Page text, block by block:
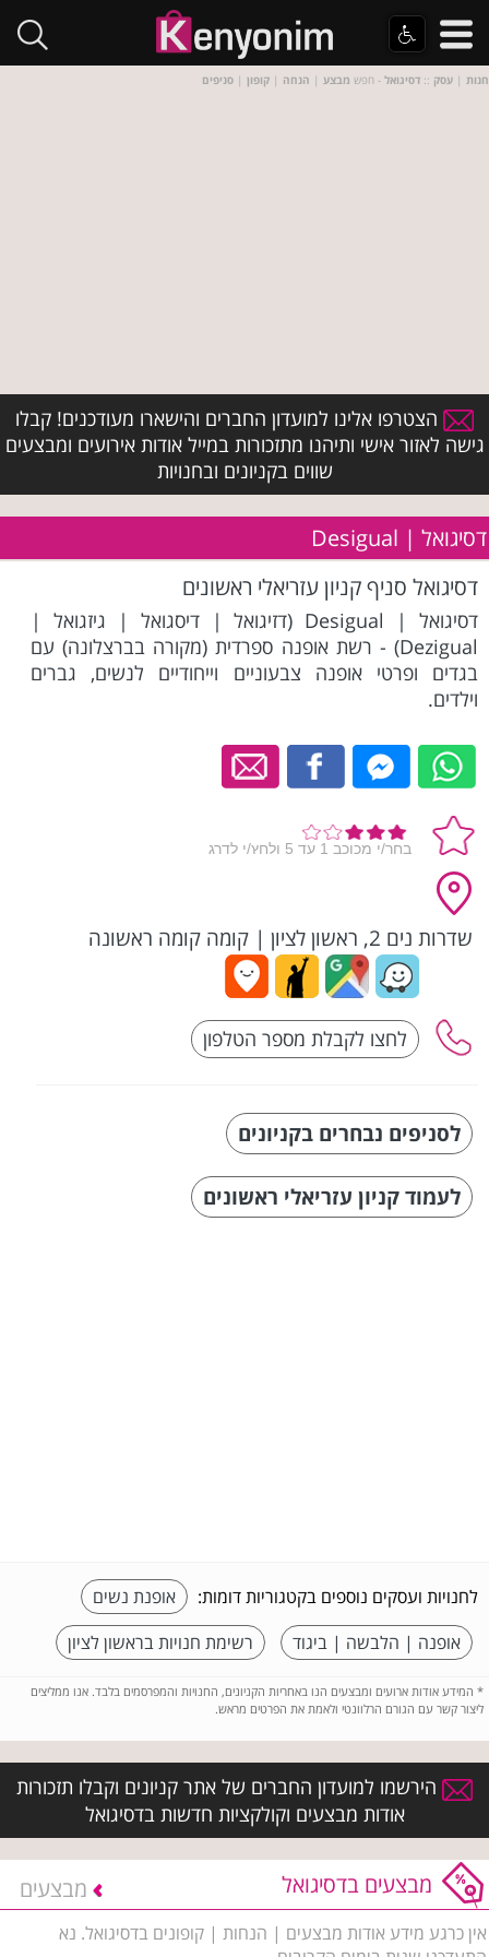
חנות | עסק :: דסיגואל - חפש מבצע | הנחה | קופון | סניפים
הצטרפו אלינו למועדון החברים והישארו מעודכנים! קבלו
גישה לאזור אישי ותיהנו מתזכורות במייל אודות אירועים ומבצעים
שווים בקניונים ובחנויות
דסיגואל | Desigual
דסיגואל סניף קניון עזריאלי ראשונים
דסיגואל | Desigual (דזיגואל | דיסגואל | גיזגואל |
Dezigual) - רשת אופנה ספרדית (מקורה בברצלונה) עם
בגדים ופרטי אופנה צבעוניים וייחודיים לנשים, גברים
וילדים.
שדרות נים 2, ראשון לציון | קומה קומה ראשונה
לסניפים נבחרים בקניונים
לעמוד קניון עזריאלי ראשונים
לחנויות ועסקים נוספים בקטגוריות דומות:
אופנת נשים
אופנה | הלבשה | ביגוד
רשימת חנויות בראשון לציון
* המידע אודות ארועים ומבצעים הנו באחריות הקניונים, החנויות והמפרסמים בלבד. אנו ממליצים
ליצור קשר עם הגורם הרלוונטי ולאמת את הפרטים מראש.
הירשמו למועדון החברים של אתר קניונים וקבלו תזכורות
אודות מבצעים וקולקציות חדשות בדסיגואל
מבצעים בדסיגואל מבצעים
אין כרגע מידע אודות מבצעים | הנחות | קופונים בדסיגואל. נא